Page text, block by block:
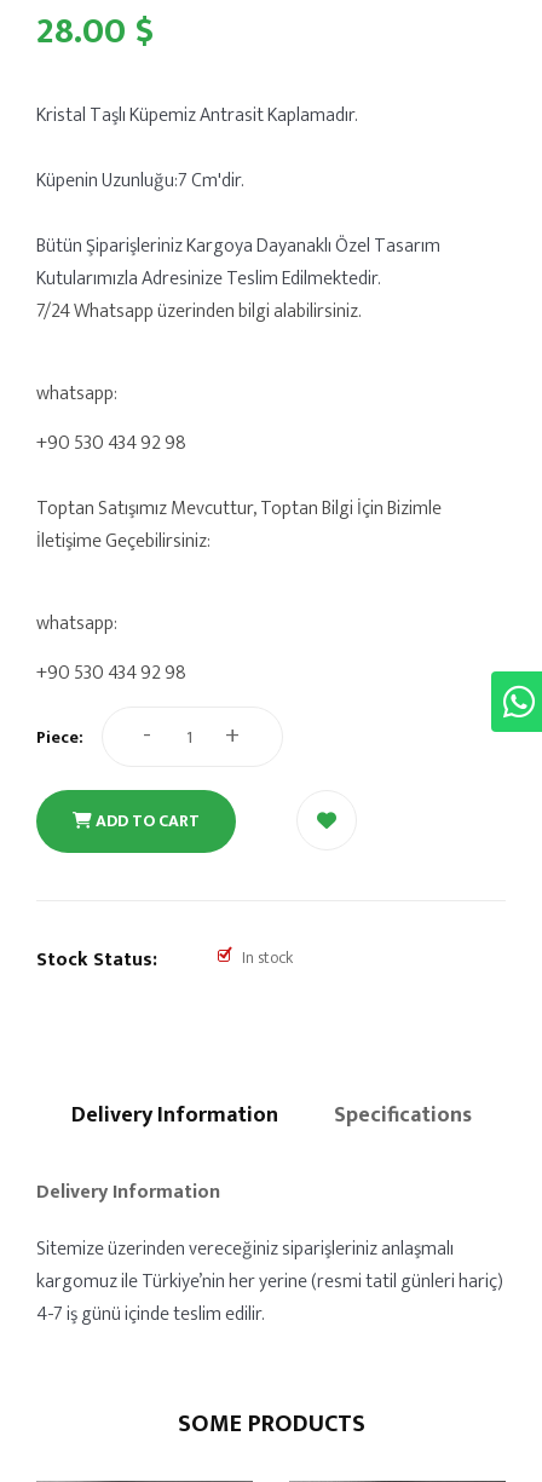
28.00 $
Kristal Taşlı Küpemiz Antrasit Kaplamadır.
Küpenin Uzunluğu:7 Cm'dir.
Bütün Şiparişleriniz Kargoya Dayanaklı Özel Tasarım
Kutularımızla Adresinize Teslim Edilmektedir.
7/24 Whatsapp üzerinden bilgi alabilirsiniz.
whatsapp:
+90 530 434 92 98
Toptan Satışımız Mevcuttur, Toptan Bilgi İçin Bizimle
İletişime Geçebilirsiniz:
whatsapp:
+90 530 434 92 98
Piece: - +
ADD TO CART
Stock Status: In stock
Delivery Information Specifications
Delivery Information
Sitemize üzerinden vereceğiniz siparişleriniz anlaşmalı
kargomuz ile Türkiye’nin her yerine (resmi tatil günleri hariç)
4-7 iş günü içinde teslim edilir.
SOME PRODUCTS